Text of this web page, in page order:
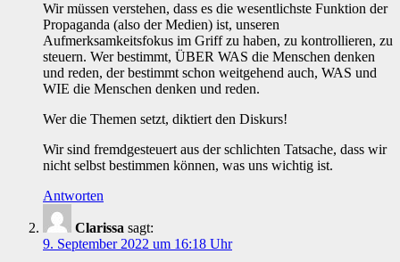
Wir müssen verstehen, dass es die wesentlichste Funktion der
Propaganda (also der Medien) ist, unseren
Aufmerksamkeitsfokus im Griff zu haben, zu kontrollieren, zu
steuern. Wer bestimmt, ÜBER WAS die Menschen denken
und reden, der bestimmt schon weitgehend auch, WAS und
WIE die Menschen denken und reden.
Wer die Themen setzt, diktiert den Diskurs!
Wir sind fremdgesteuert aus der schlichten Tatsache, dass wir
nicht selbst bestimmen können, was uns wichtig ist.
Antworten
Clarissa sagt:
9. September 2022 um 16:18 Uhr